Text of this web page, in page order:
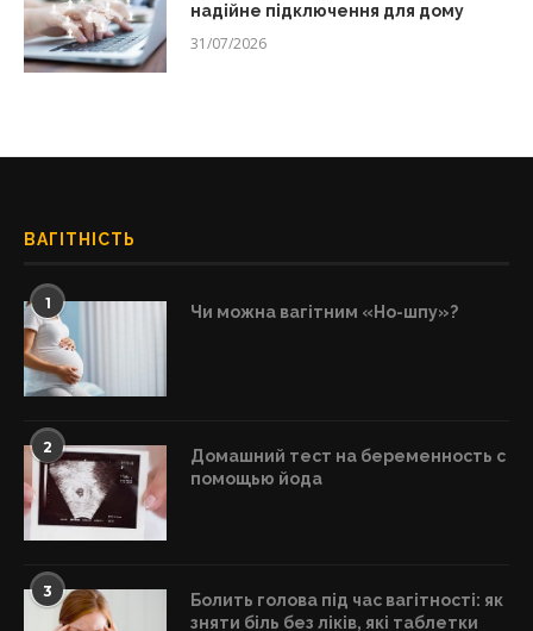
надійне підключення для дому
31/07/2026
ВАГІТНІСТЬ
1 Чи можна вагітним «Но-шпу»?
2
Домашний тест на беременность с
помощью йода
3
Болить голова під час вагітності: як
зняти біль без ліків, які таблетки